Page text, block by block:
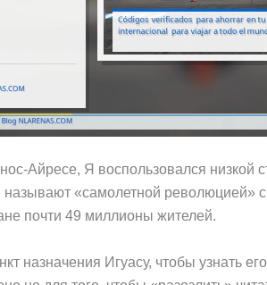
Айресе, Я воспользовался низкой
называют «самолетной революцией»
почти 49 миллионы жителей.
назначения Игуасу, чтобы узнать